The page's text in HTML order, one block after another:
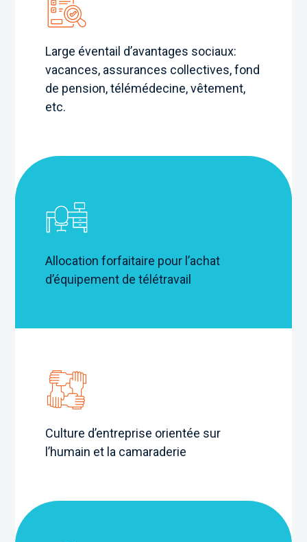
Large éventail d’avantages sociaux:
vacances, assurances collectives, fond
de pension, télémédecine, vêtement,
etc.
Allocation forfaitaire pour l’achat
d’équipement de télétravail
Culture d’entreprise orientée sur
l’humain et la camaraderie